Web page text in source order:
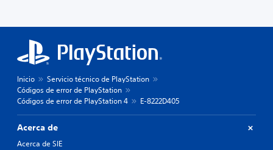
Inicio
Servicio técnico de PlayStation
Códigos de error de PlayStation
Códigos de error de PlayStation 4
E-8222D405
Acerca de
Acerca de SIE